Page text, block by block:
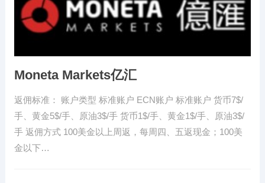
Moneta Markets亿汇
返佣标准： 账户类型 标准账户 ECN账户 标准账户 货币7$/
手、黄金5$/手、原油3$/手 货币1$/手、黄金1$/手、原油3$/
手 返佣方式 100美金以上周返，每周四、五返现金；100美
金以下…